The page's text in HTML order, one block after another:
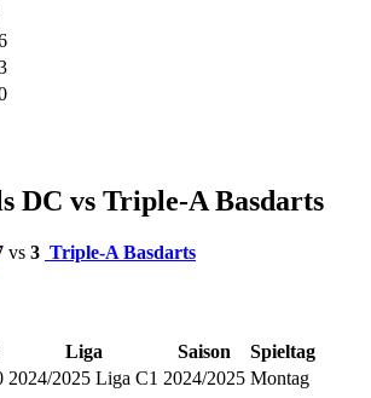
DC vs Triple-A Basdarts
vs 3 Triple-A Basdarts
Liga Saison
Spieltag
2024/2025 Liga C1 2024/2025 Montag